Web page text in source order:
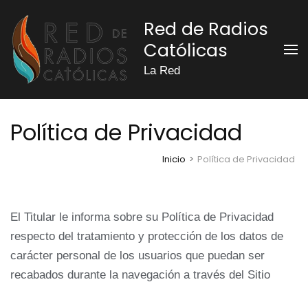
contenido
(presiona
Intro)
Red de Radios
Católicas
La Red
Política de Privacidad
Inicio > Política de Privacidad
El Titular le informa sobre su Política de Privacidad
respecto del tratamiento y protección de los datos de
carácter personal de los usuarios que puedan ser
recabados durante la navegación a través del Sitio